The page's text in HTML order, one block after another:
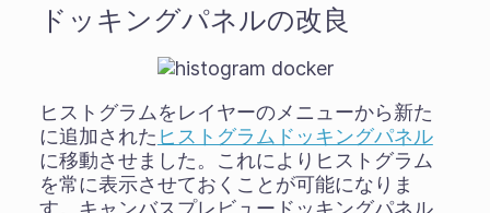
ドッキングパネルの改良
ヒストグラムをレイヤーのメニューから新た
に追加された ヒストグラムドッキングパネル
に移動させました。これによりヒストグラム
を常に表示させておくことが可能になりま
す。キャンバスプレビュードッキングパネル